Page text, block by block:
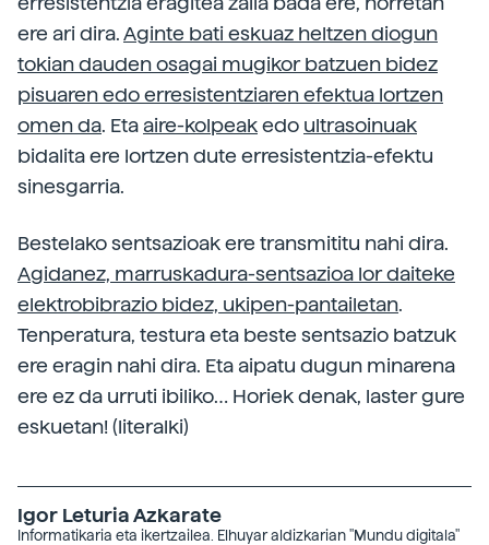
ere ari dira.Aginte bati eskuaz heltzen diogun
tokian dauden osagai mugikor batzuen bidez
pisuaren edo erresistentziaren efektua lortzen
omen da. Eta aire-kolpeakedo ultrasoinuak
bidalita ere lortzen dute erresistentzia-efektu
sinesgarria.
Bestelako sentsazioak ere transmititu nahi dira.
Agidanez, marruskadura-sentsazioa lor daiteke
elektrobibrazio bidez, ukipen-pantailetan.
Tenperatura, testura eta beste sentsazio batzuk
ere eragin nahi dira. Eta aipatu dugun minarena
ere ez da urruti ibiliko… Horiek denak, laster gure
eskuetan! (literalki)
Igor Leturia Azkarate
Informatikaria eta ikertzailea. Elhuyar aldizkarian "Mundu digitala"